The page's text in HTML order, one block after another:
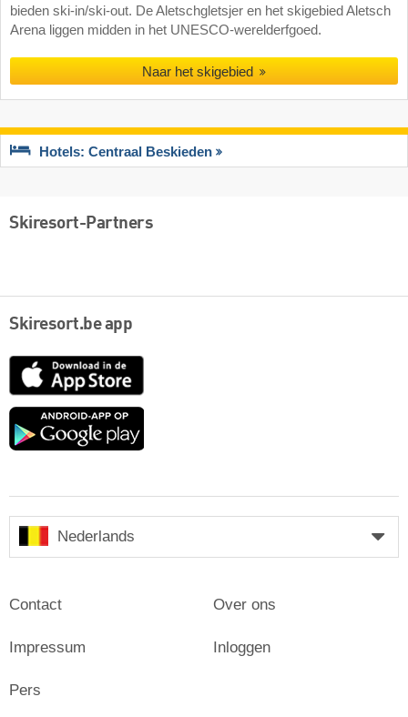
bieden ski-in/ski-out. De Aletschgletsjer en het skigebied Aletsch
Arena liggen midden in het UNESCO-werelderfgoed.
Naar het skigebied
Hotels: Centraal Beskieden
Skiresort-Partners
Skiresort.be app
App
Google
Nederlands
Contact
Impressum
Pers
Over ons
Inloggen